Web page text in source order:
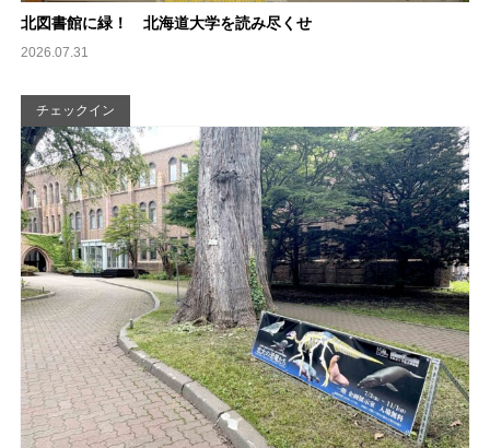
北図書館に緑！ 北海道大学を読み尽くせ
2026.07.31
チェックイン